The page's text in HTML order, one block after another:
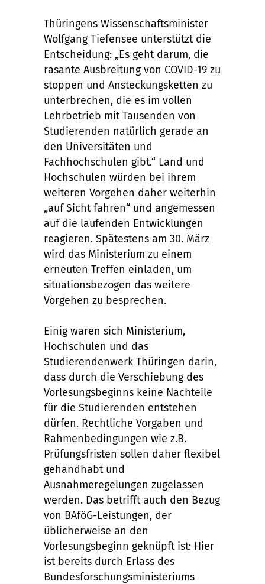
Thüringens Wissenschaftsminister
Wolfgang Tiefensee unterstützt die
Entscheidung: „Es geht darum, die
rasante Ausbreitung von COVID-19 zu
stoppen und Ansteckungsketten zu
unterbrechen, die es im vollen
Lehrbetrieb mit Tausenden von
Studierenden natürlich gerade an
den Universitäten und
Fachhochschulen gibt.“ Land und
Hochschulen würden bei ihrem
weiteren Vorgehen daher weiterhin
„auf Sicht fahren“ und angemessen
auf die laufenden Entwicklungen
reagieren. Spätestens am 30. März
wird das Ministerium zu einem
erneuten Treffen einladen, um
situationsbezogen das weitere
Vorgehen zu besprechen.
Einig waren sich Ministerium,
Hochschulen und das
Studierendenwerk Thüringen darin,
dass durch die Verschiebung des
Vorlesungsbeginns keine Nachteile
für die Studierenden entstehen
dürfen. Rechtliche Vorgaben und
Rahmenbedingungen wie z.B.
Prüfungsfristen sollen daher flexibel
gehandhabt und
Ausnahmeregelungen zugelassen
werden. Das betrifft auch den Bezug
von BAföG-Leistungen, der
üblicherweise an den
Vorlesungsbeginn geknüpft ist: Hier
ist bereits durch Erlass des
Bundesforschungsministeriums